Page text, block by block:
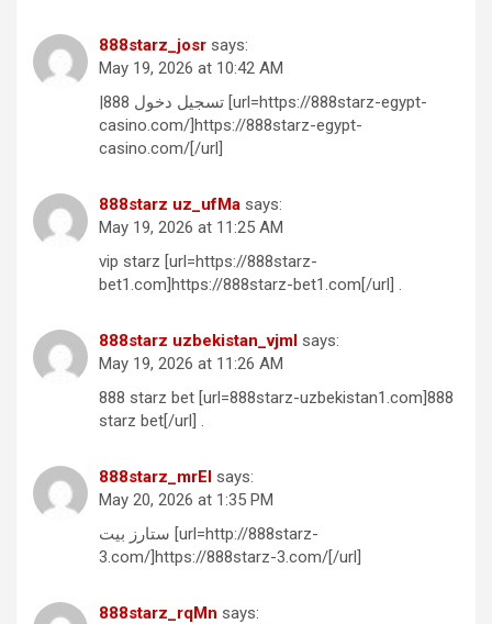
888starz_josr says:
May 19, 2026 at 10:42 AM
|تسجيل دخول 888 [url=https://888starz-egypt-
casino.com/]https://888starz-egypt-
casino.com/[/url]
888starz uz_ufMa says:
May 19, 2026 at 11:25 AM
vip starz [url=https://888starz-
bet1.com]https://888starz-bet1.com[/url] .
888starz uzbekistan_vjml says:
May 19, 2026 at 11:26 AM
888 starz bet [url=888starz-uzbekistan1.com]888
starz bet[/url] .
888starz_mrEl says:
May 20, 2026 at 1:35 PM
ستارز بيت [url=http://888starz-
3.com/]https://888starz-3.com/[/url]
888starz_rqMn says: